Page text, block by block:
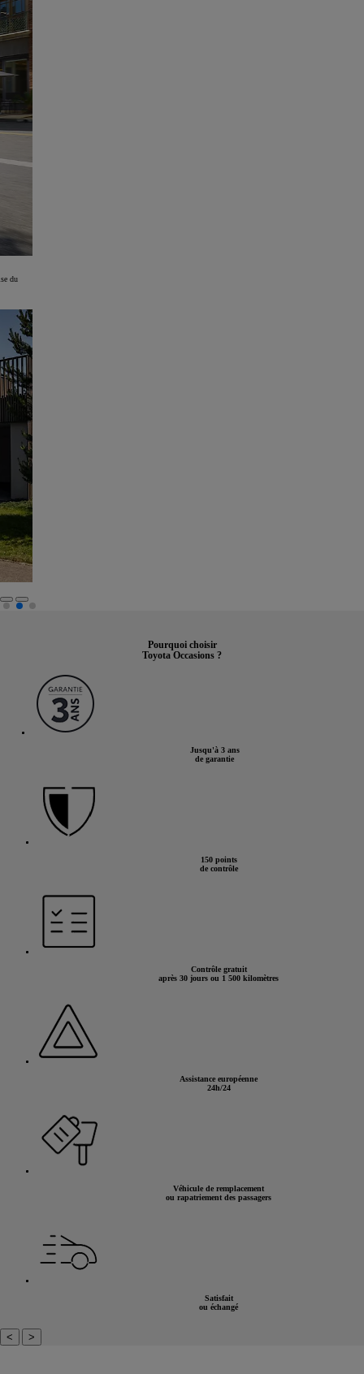
du
Pourquoi choisir
Toyota Occasions ?
Jusqu'à 3 ans
de garantie
150 points
de contrôle
Contrôle gratuit
après 30 jours ou 1 500 kilomètres
Assistance européenne
24h/24
Véhicule de remplacement
ou rapatriement des passagers
Satisfait
ou échangé
< >